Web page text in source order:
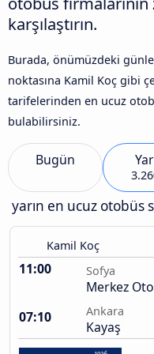
karşılaştırın.
Burada, önümüzdeki
noktasına Kamil Koç gibi
tarifelerinden en ucuz
bulabilirsiniz.
Bugün
yarın en ucuz otobüs
Kamil Koç
11:00 Sofya
Merkez
07:10
Ankara
Kayaş